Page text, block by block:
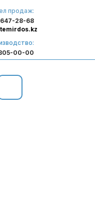
продаж:
28-68
00-00